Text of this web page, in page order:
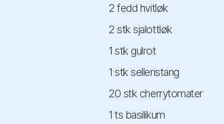
2 fedd hvitløk
2 stk sjalottløk
1 stk gulrot
1 stk selleristang
20 stk cherrytomater
1 ts basilikum